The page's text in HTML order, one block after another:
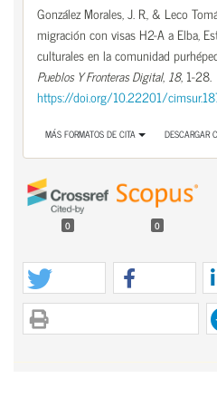
González Morales, J. R., & Leco
migración con visas H2-A a Elba,
culturales en la comunidad
Pueblos Y Fronteras Digital, 18, 1-28.
https://doi.org/10.22201/
MÁS FORMATOS DE CITA DESCARGAR
0 0